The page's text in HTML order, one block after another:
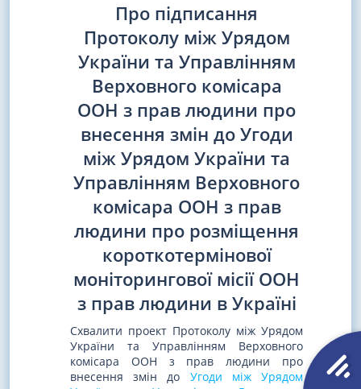
Про підписання
Протоколу між Урядом
України та Управлінням
Верховного комісара
ООН з прав людини про
внесення змін до Угоди
між Урядом України та
Управлінням Верховного
комісара ООН з прав
людини про розміщення
короткотермінової
моніторингової місії ООН
з прав людини в Україні
Схвалити проект Протоколу між Урядом
України та Управлінням Верховного
комісара ООН з прав людини про
внесення змін до Угоди між Урядом